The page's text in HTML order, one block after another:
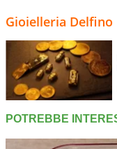
Gioielleria Delfino